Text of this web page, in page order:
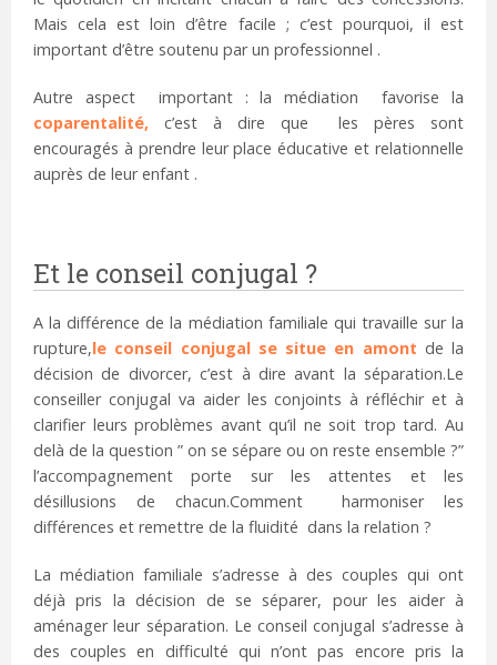
Mais cela est loin d’être facile ; c’est pourquoi, il est
important d’être soutenu par un professionnel .
Autre aspect important : la médiation favorise la
coparentalité, c’est à dire que les pères sont
encouragés à prendre leur place éducative et relationnelle
auprès de leur enfant .
Et le conseil conjugal ?
A la différence de la médiation familiale qui travaille sur la
rupture,le conseil conjugal se situe en amont de la
décision de divorcer, c’est à dire avant la séparation.Le
conseiller conjugal va aider les conjoints à réfléchir et à
clarifier leurs problèmes avant qu’il ne soit trop tard. Au
delà de la question ” on se sépare ou on reste ensemble ?”
l’accompagnement porte sur les attentes et les
désillusions de chacun.Comment harmoniser les
différences et remettre de la fluidité dans la relation ?
La médiation familiale s’adresse à des couples qui ont
déjà pris la décision de se séparer, pour les aider à
aménager leur séparation. Le conseil conjugal s’adresse à
des couples en difficulté qui n’ont pas encore pris la